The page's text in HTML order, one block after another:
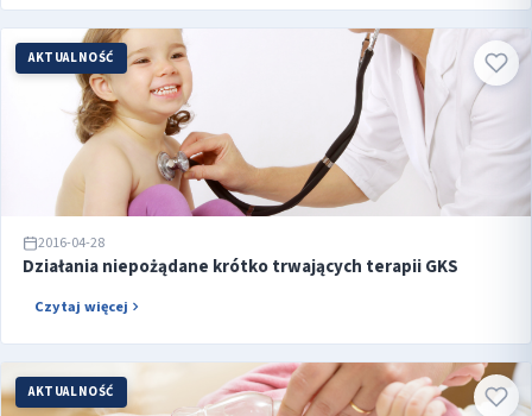
AKTUALNOŚĆ
2016-04-28
Działania niepożądane krótko trwających terapii GKS
Czytaj więcej
AKTUALNOŚĆ